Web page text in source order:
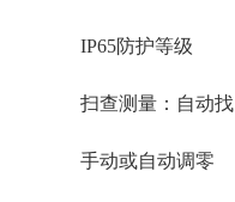
IP65防护等级
扫查测量：自动
手动或自动调零